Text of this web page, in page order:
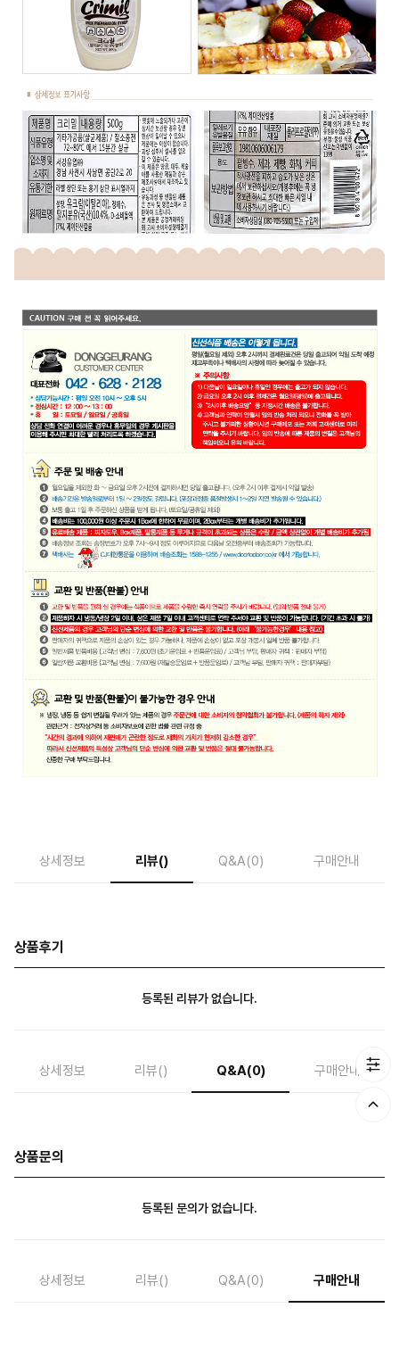
상세정보 리뷰() Q&A(0) 구매안내
상품후기
등록된 리뷰가 없습니다.
상세정보 리뷰() Q&A(0) 구매안내
상품문의
등록된 문의가 없습니다.
상세정보 리뷰() Q&A(0) 구매안내